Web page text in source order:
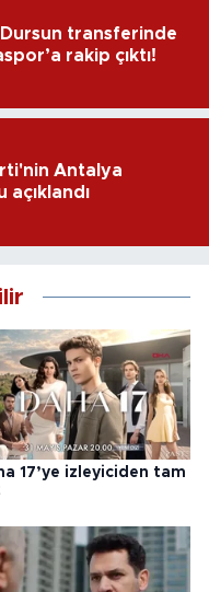
transferinde
rakip çıktı!
Antalya
açıklandı
17’ye izleyiciden tam